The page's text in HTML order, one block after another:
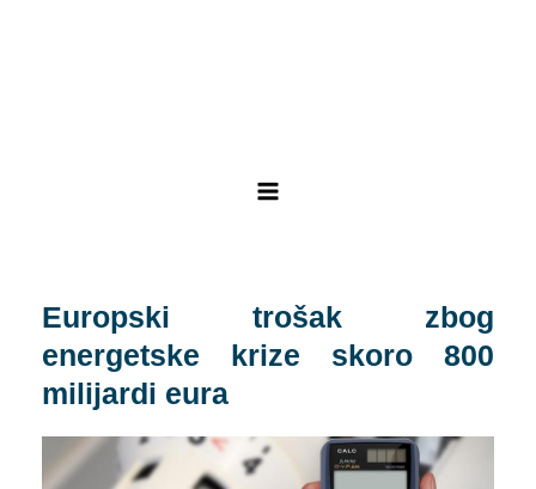
Europski trošak zbog
energetske krize skoro 800
milijardi eura